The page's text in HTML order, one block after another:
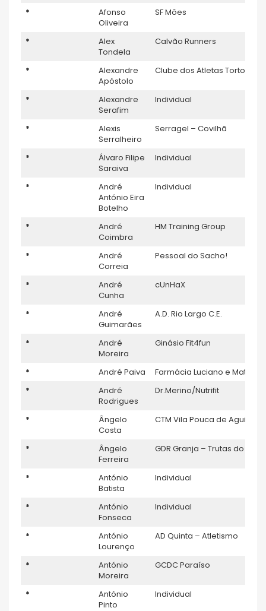
*
Afonso
Oliveira
SF Mões
*
Alex
Tondela
Calvão Runners
*
Alexandre
Apóstolo
Clube dos Atletas Tortos
*
Alexandre
Serafim
Individual
*
Alexis
Serralheiro
Serragel – Covilhã
*
Álvaro Filipe
Saraiva
Individual
*
André
António Eira
Botelho
Individual
*
André
Coimbra
HM Training Group
*
André
Correia
Pessoal do Sacho!
*
André
Cunha
cUnHaX
*
André
Guimarães
A.D. Rio Largo C.E.
*
André
Moreira
Ginásio Fit4fun
* André Paiva
Farmácia Luciano e Matos
*
André
Rodrigues
Dr.Merino/Nutrifit
*
Ângelo
Costa
CTM Vila Pouca de Aguiar
*
Ângelo
Ferreira
GDR Granja – Trutas do Mau
*
António
Batista
Individual
*
António
Fonseca
Individual
*
António
Lourenço
AD Quinta – Atletismo
*
António
Moreira
GCDC Paraíso
*
António
Pinto
Individual